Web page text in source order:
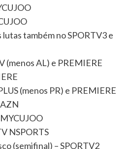
também no SPORTV3 e
(menos AL) e PREMIERE
(menos PR) e PREMIERE
NSPORTS
(semifinal) – SPORTV2